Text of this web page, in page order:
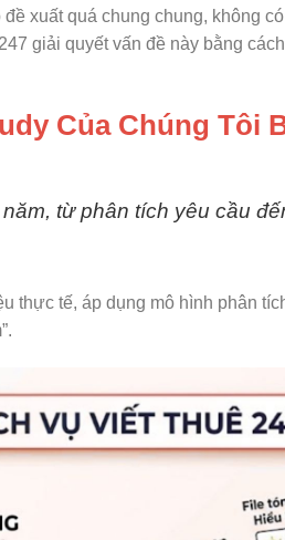
đề xuất quá chung chung, không
giải quyết vấn đề này bằng
Của Chúng Tôi
từ phân tích yêu cầu
thực tế, áp dụng mô hình phân